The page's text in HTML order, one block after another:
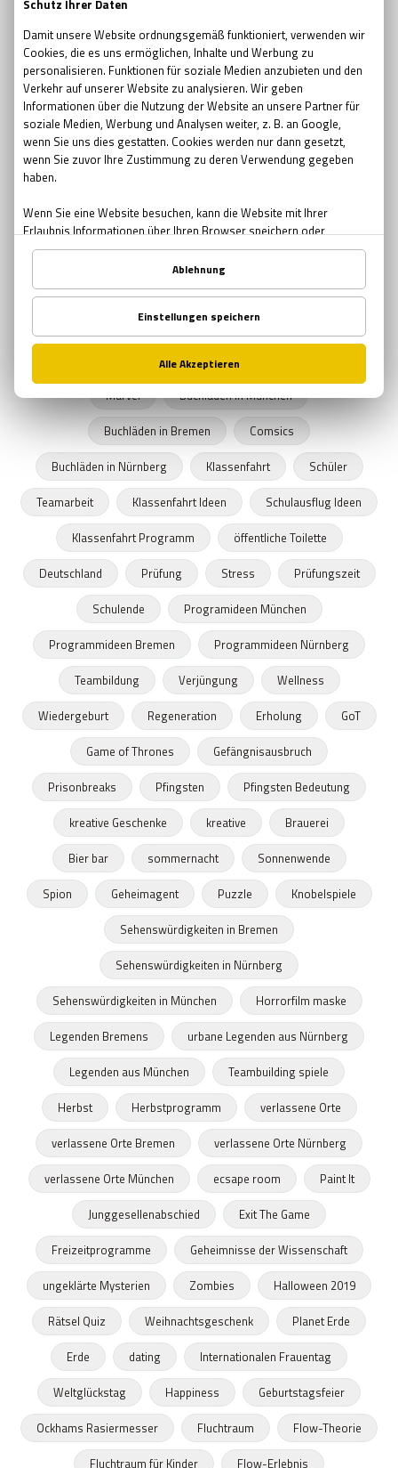
escape room movie
no escape room
escape room 2017
Ostern
Ostern in Bremen
Ostern in München
Ostern in Nürnberg
Teambuilding
Teambuilding Möglichkeiten Bremen
Teambuilding Möglichkeiten Nürnberg
Muttertag
Geschenke zum Muttertag
Mutter-Tochter Aktivitäten Nürnberg
Mutter-Tochter Aktivitäten Bremen
Mutter-Tochter Aktivitäten München
Marvel
Buchläden in München
Buchläden in Bremen
Comsics
Buchläden in Nürnberg
Klassenfahrt
Schüler
Teamarbeit
Klassenfahrt Ideen
Schulausflug Ideen
Klassenfahrt Programm
öffentliche Toilette
Deutschland
Prüfung Stress
Prüfungszeit
Schulende
Programideen München
Programmideen Bremen
Programmideen Nürnberg
Teambildung
Verjüngung
Wellness
Wiedergeburt
Regeneration Erholung
GoT
Game of Thrones
Gefängnisausbruch
Prisonbreaks
Pfingsten
Pfingsten Bedeutung
kreative Geschenke
kreative
Brauerei
Bier bar
sommernacht
Sonnenwende
Spion
Geheimagent Puzzle
Knobelspiele
Sehenswürdigkeiten in Bremen
Sehenswürdigkeiten in Nürnberg
Sehenswürdigkeiten in München
Horrorfilm maske
Legenden Bremens
urbane Legenden aus Nürnberg
Legenden aus München
Teambuilding spiele
Herbst
Herbstprogramm
verlassene Orte
verlassene Orte Bremen
verlassene Orte Nürnberg
verlassene Orte München
ecsape room
Paint It
Junggesellenabschied
Exit The Game
Freizeitprogramme
Geheimnisse der Wissenschaft
ungeklärte Mysterien
Zombies
Halloween 2019
Rätsel Quiz
Weihnachtsgeschenk
Planet Erde
Erde
dating
Internationalen Frauentag
Weltglückstag
Happiness
Geburtstagsfeier
Ockhams Rasiermesser
Fluchtraum
Flow-Theorie
Fluchtraum für Kinder
Flow-Erlebnis